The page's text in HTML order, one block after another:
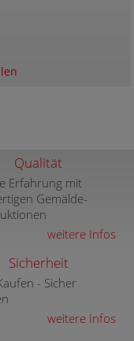
Qualität
Erfahrung mit
Gemälde-
weitere Infos
Sicherheit
- Sicher
weitere Infos